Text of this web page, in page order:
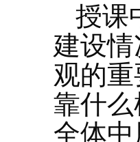
授课
建设
观的
靠什
全体